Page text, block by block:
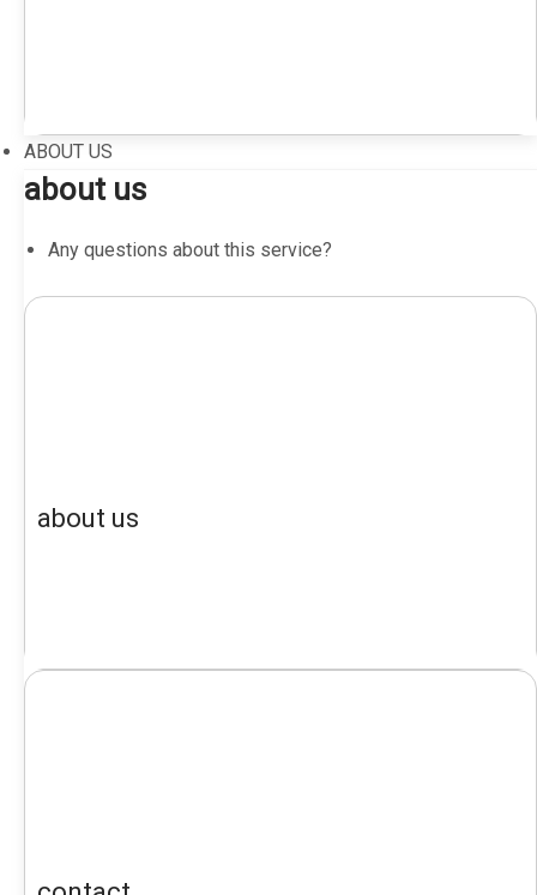
ABOUT US
about us
Any questions about this service?
about us